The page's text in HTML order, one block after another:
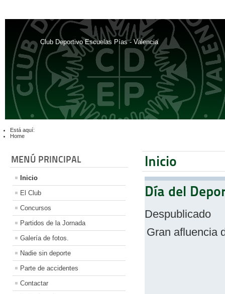
Club Deportivo Escuelas Pías - Valencia
Está aquí:
Home
MENÚ PRINCIPAL
Inicio
El Club
Concursos
Partidos de la Jornada
Galería de fotos.
Nadie sin deporte
Parte de accidentes
Contactar
Inicio
Día del
Despublicado
Gran afluencia